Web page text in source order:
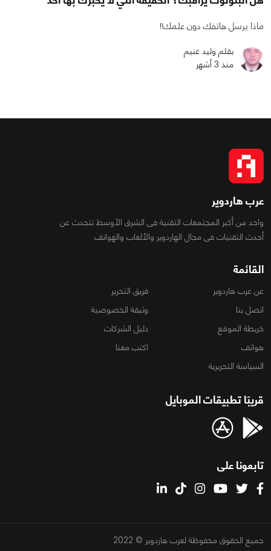
ماذا يرسل هاتفك دون علمك!!
بقلم وليد غنيم
منذ 3 أشهر
عرب هاردوير
واحد من أكبر المجتمعات التقنية فى الشرق الأوسط تتحدث عن
أحدث التقنيات فى مجال الهاردوير والألعاب والهواتف
القائمة
عن عرب هاردوير
فريق التحرير
اتصل بنا
وثيقة الخصوصية
خريطة الموقع
دليل الشركات
هواتف
اكتب معنا
السياسة التحريرية
قريبًا تطبيقات الموبايل
تابعونا على
جميع الحقوق محفوظة لعرب هاردوير © 2022